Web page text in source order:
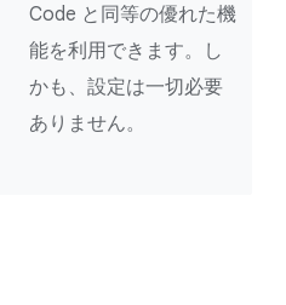
Code と同等の優れた機
能を利用できます。し
かも、設定は一切必要
ありません。